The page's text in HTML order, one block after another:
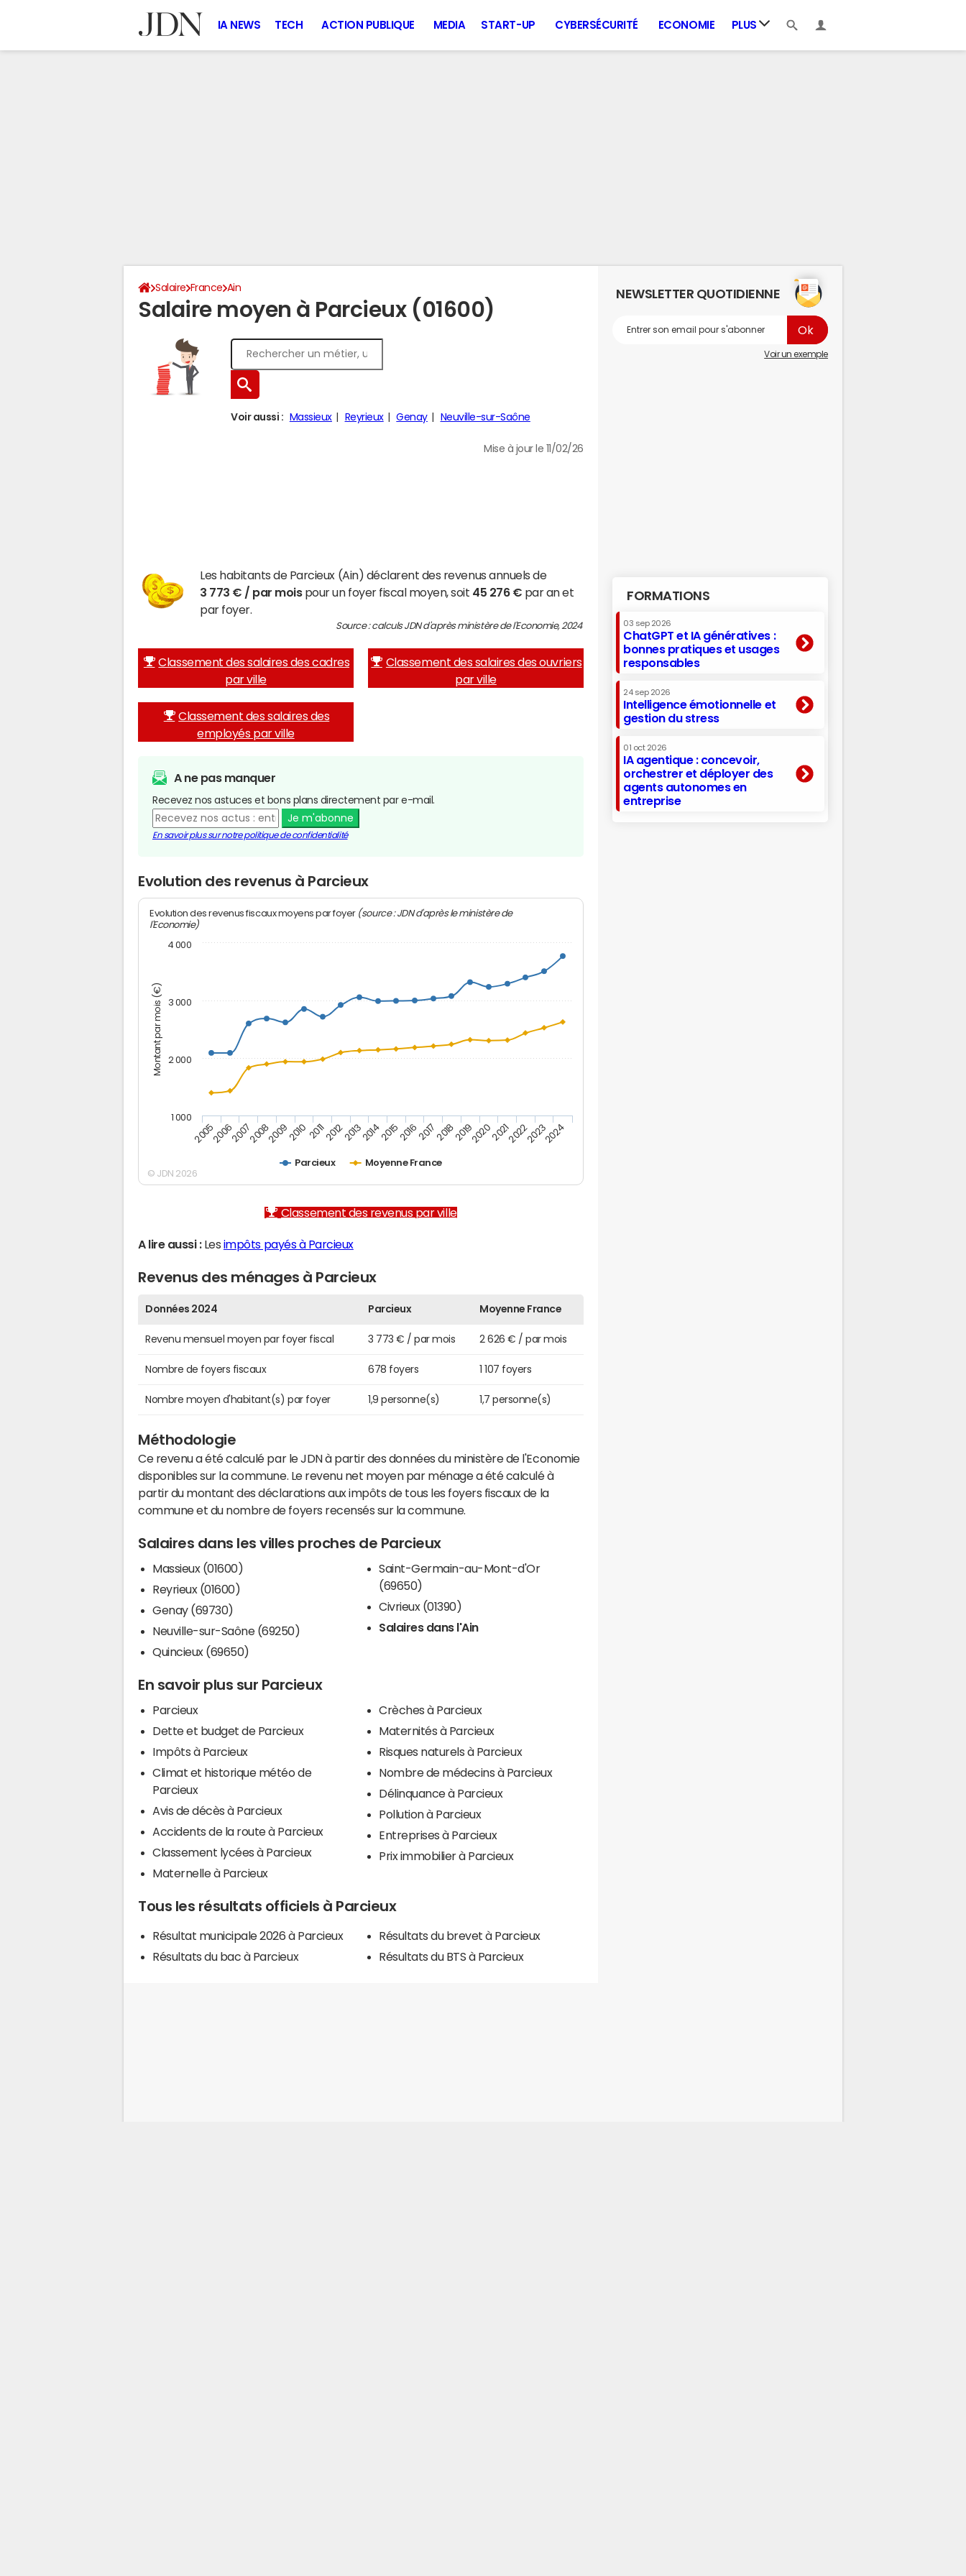
IA NEWS TECH ACTION PUBLIQUE MEDIA START-UP CYBERSÉCURITÉ ECONOMIE PLUS
Salaire France Ain
Salaire moyen à Parcieux (01600)
Voir aussi : Massieux Reyrieux Genay Neuville-sur-Saône
Mise à jour le 11/02/26
Les habitants de Parcieux (Ain) déclarent des revenus annuels de
3 773 € / par moispour un foyer fiscal moyen, soit 45 276 € par an et
par foyer.
Source : calculs JDN d'après ministère de l'Economie, 2024
Classement des salaires des cadres
par ville
Classement des salaires des ouvriers
par ville
Classement des salaires des
employés par ville
A ne pas manquer
Recevez nos astuces et bons plans directement par e-mail.
Je m'abonne
En savoir plus sur notre politique de confidentialité
Evolution des revenus à Parcieux
Montant par mois (€)
Evolution des revenus fiscaux moyens par foyer (source : JDN d'après le ministère de
l'Economie)
Parcieux Moyenne France
200520062007200820092010 20112012201320142015201620172018201920202021202220232024
1 000
2 000
3 000
4 000
© JDN 2026
Classement des revenus par ville
A lire aussi :Les impôts payés à Parcieux
Revenus des ménages à Parcieux
Données 2024 Parcieux Moyenne France
Revenu mensuel moyen par foyer fiscal 3 773 € / par mois 2 626 € / par mois
Nombre de foyers fiscaux 678 foyers 1 107 foyers
Nombre moyen d'habitant(s) par foyer 1,9 personne(s) 1,7 personne(s)
Méthodologie
Ce revenu a été calculé par le JDN à partir des données du ministère de l'Economie
disponibles sur la commune. Le revenu net moyen par ménage a été calculé à
partir du montant des déclarations aux impôts de tous les foyers fiscaux de la
commune et du nombre de foyers recensés sur la commune.
Salaires dans les villes proches de Parcieux
Massieux (01600)
Reyrieux (01600)
Genay (69730)
Neuville-sur-Saône (69250)
Quincieux (69650)
Saint-Germain-au-Mont-d'Or
(69650)
Civrieux (01390)
Salaires dans l'Ain
En savoir plus sur Parcieux
Parcieux
Dette et budget de Parcieux
Impôts à Parcieux
Climat et historique météo de
Parcieux
Avis de décès à Parcieux
Accidents de la route à Parcieux
Classement lycées à Parcieux
Maternelle à Parcieux
Crèches à Parcieux
Maternités à Parcieux
Risques naturels à Parcieux
Nombre de médecins à Parcieux
Délinquance à Parcieux
Pollution à Parcieux
Entreprises à Parcieux
Prix immobilier à Parcieux
Tous les résultats officiels à Parcieux
Résultat municipale 2026 à Parcieux
Résultats du bac à Parcieux
Résultats du brevet à Parcieux
Résultats du BTS à Parcieux
NEWSLETTER QUOTIDIENNE
Voir un exemple
FORMATIONS
03 sep 2026
ChatGPT et IA génératives :
bonnes pratiques et usages
responsables
24 sep 2026
Intelligence émotionnelle et
gestion du stress
01 oct 2026
IA agentique : concevoir,
orchestrer et déployer des
agents autonomes en
entreprise